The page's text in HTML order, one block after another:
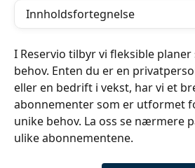
Innholdsfortegnelse
I Reservio tilbyr vi fleksible
behov. Enten du er en
eller en bedrift i vekst, har vi et
abonnementer som er utformet
unike behov. La oss se nærmere
ulike abonnementene.